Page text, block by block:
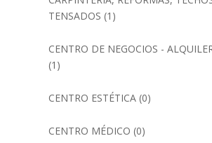
TENSADOS (1)
CENTRO DE NEGOCIOS -
(1)
CENTRO ESTÉTICA(0)
CENTRO MÉDICO (0)